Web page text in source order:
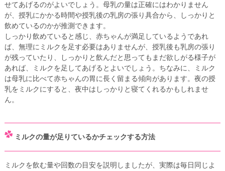
せてあげるのがよいでしょう。母乳の量は正確にはわかりません
が、授乳にかかる時間や授乳後の乳房の張り具合から、しっかりと
飲めているのかが推測できます。
しっかり飲めていると感じ、赤ちゃんが満足しているようであれ
ば、無理にミルクを足す必要はありませんが、授乳後も乳房の張り
が残っていたり、しっかりと飲んだと思ってもまだ欲しがる様子が
あれば、ミルクを足してあげるとよいでしょう。ちなみに、ミルク
は母乳に比べて赤ちゃんの胃に長く留まる傾向があります。夜の授
乳をミルクにすると、夜中はしっかりと寝てくれるかもしれませ
ん。
ミルクの量が足りているかチェックする方法
ミルクを飲む量や回数の目安を説明しましたが、実際は毎日同じよ